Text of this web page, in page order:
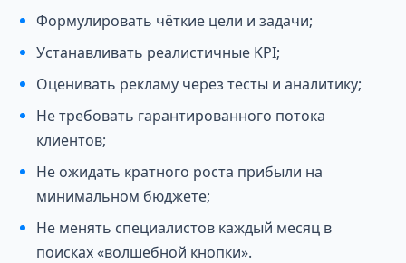
Формулировать чёткие цели и задачи;
Устанавливать реалистичные KPI;
Оценивать рекламу через тесты и аналитику;
Не требовать гарантированного потока
клиентов;
Не ожидать кратного роста прибыли на
минимальном бюджете;
Не менять специалистов каждый месяц в
поисках «волшебной кнопки».